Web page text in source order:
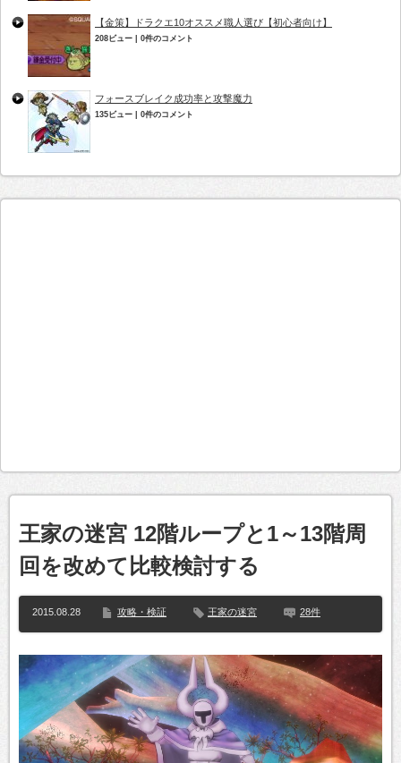
【金策】ドラクエ10オススメ職人選び【初心者向け】
208ビュー 0件のコメント
フォースブレイク成功率と攻撃魔力
135ビュー 0件のコメント
王家の迷宮 12階ループと1～13階周
回を改めて比較検討する
2015.08.28 攻略・検証 王家の迷宮 28件